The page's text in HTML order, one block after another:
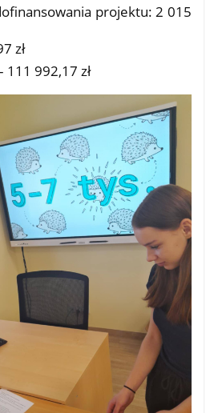
projektu: 2 015
zł
111 992,17 zł